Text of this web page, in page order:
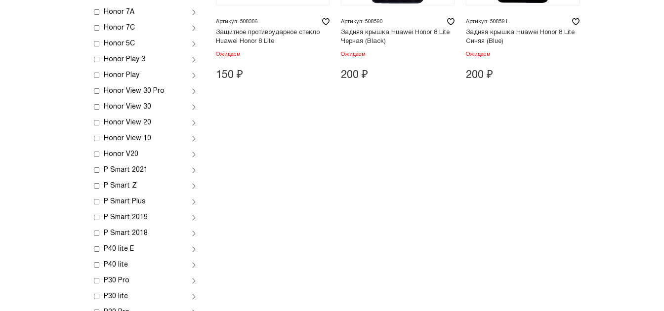
Honor 7A
Honor 7C
Honor 5C
Honor Play 3
Honor Play
Honor View 30 Pro
Honor View 30
Honor View 20
Honor View 10
Honor V20
P Smart 2021
P Smart Z
P Smart Plus
P Smart 2019
P Smart 2018
P40 lite E
P40 lite
P30 Pro
P30 lite
Артикул: 508386
Защитное противоударное стекло
Huawei Honor 8 Lite
Ожидаем
150 ₽
Артикул: 508590
Задняя крышка Huawei Honor 8 Lite
Черная (Black)
Ожидаем
200 ₽
Артикул: 508591
Задняя крышка Huawei Honor 8 Lite
Синяя (Blue)
Ожидаем
200 ₽